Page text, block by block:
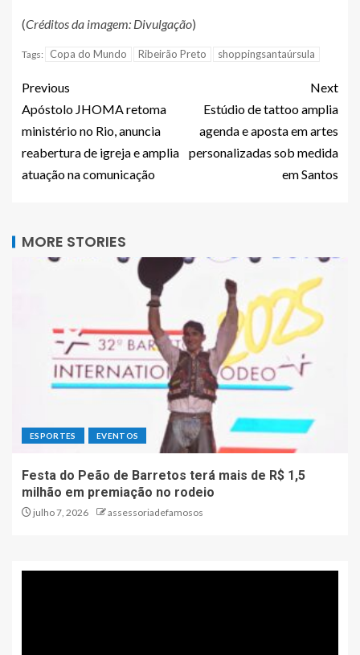
(Créditos da imagem: Divulgação)
Tags: Copa do Mundo Ribeirão Preto shoppingsantaúrsula
Previous
Apóstolo JHOMA retoma
ministério no Rio, anuncia
reabertura de igreja e amplia
atuação na comunicação
Next
Estúdio de tattoo amplia
agenda e aposta em artes
personalizadas sob medida
em Santos
MORE STORIES
ESPORTES EVENTOS
Festa do Peão de Barretos terá mais de R$ 1,5
milhão em premiação no rodeio
julho 7, 2026 assessoriadefamosos